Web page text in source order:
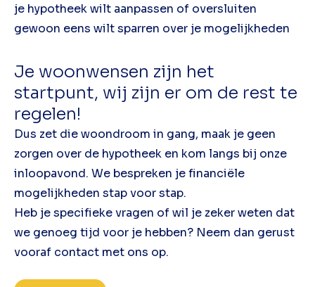
je hypotheek wilt aanpassen of oversluiten
gewoon eens wilt sparren over je mogelijkheden
Je woonwensen zijn het
startpunt, wij zijn er om de rest te
regelen!
Dus zet die woondroom in gang, maak je geen
zorgen over de hypotheek en kom langs bij onze
inloopavond. We bespreken je financiële
mogelijkheden stap voor stap.
Heb je specifieke vragen of wil je zeker weten dat
we genoeg tijd voor je hebben? Neem dan gerust
vooraf contact met ons op.